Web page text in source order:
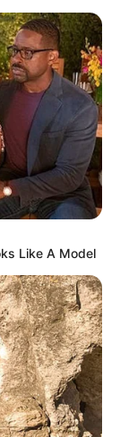
Like A Model